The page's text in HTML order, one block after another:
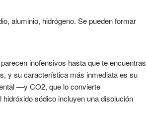
aluminio, hidrógeno. Se pueden formar
inofensivos hasta que te encuentras
y su característica más inmediata es su
—y CO2, que lo convierte
sódico incluyen una disolución